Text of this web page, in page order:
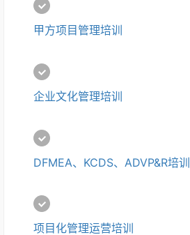
甲方项目管理培训
企业文化管理培训
DFMEA、KCDS、ADVP&R培训
项目化管理运营培训